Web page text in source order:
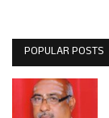
POPULAR POSTS